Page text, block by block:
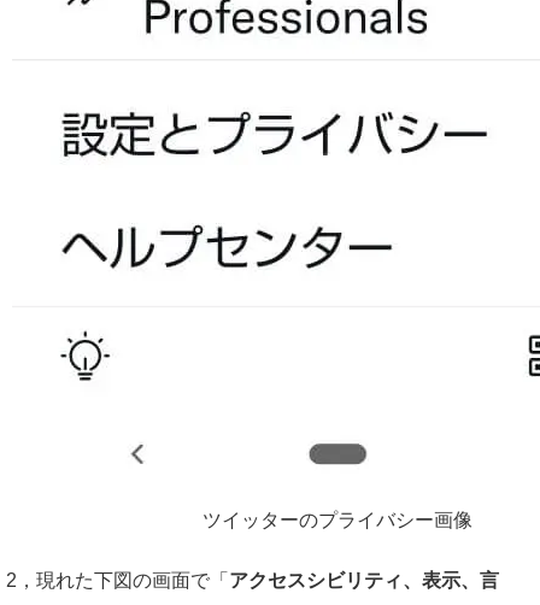
ツイッターのプライバシー画像
2，現れた下図の画面で「 アクセスシビリティ、表示、言